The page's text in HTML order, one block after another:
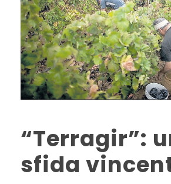
“Terragir”:
sfida